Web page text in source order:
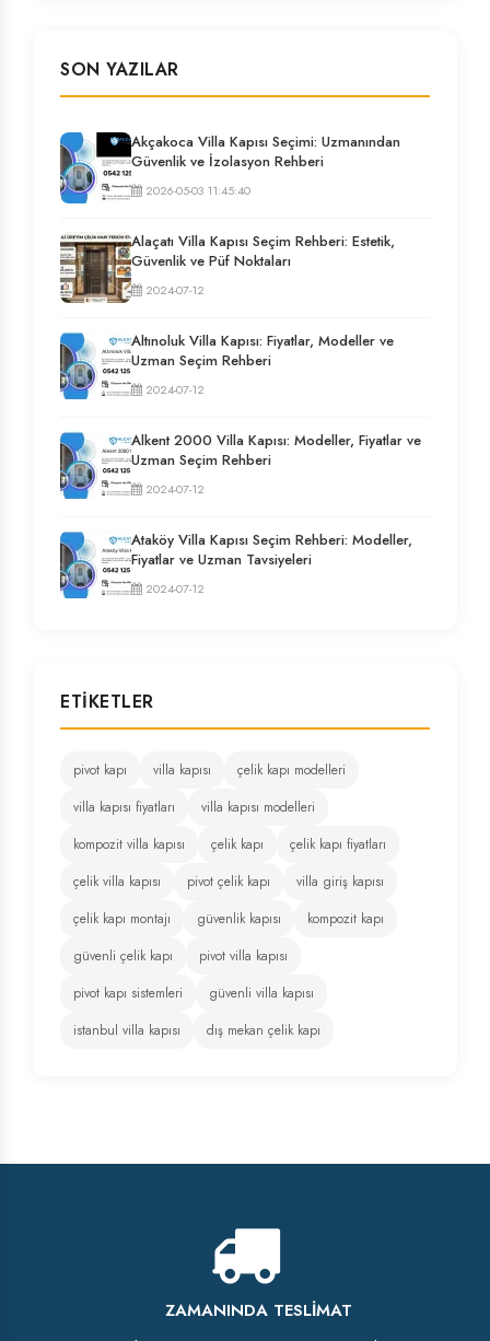
SON YAZILAR
Akçakoca Villa Kapısı Seçimi: Uzmanından
Güvenlik ve İzolasyon Rehberi
2026-05-03 11:45:40
Alaçatı Villa Kapısı Seçim Rehberi: Estetik,
Güvenlik ve Püf Noktaları
2024-07-12
Altınoluk Villa Kapısı: Fiyatlar, Modeller ve
Uzman Seçim Rehberi
2024-07-12
Alkent 2000 Villa Kapısı: Modeller, Fiyatlar ve
Uzman Seçim Rehberi
2024-07-12
Ataköy Villa Kapısı Seçim Rehberi: Modeller,
Fiyatlar ve Uzman Tavsiyeleri
2024-07-12
ETIKETLER
pivot kapı villa kapısı
çelik kapı modelleri
villa kapısı fiyatları
villa kapısı modelleri
kompozit villa kapısı
çelik kapı
çelik kapı fiyatları
çelik villa kapısı
pivot çelik kapı
villa giriş kapısı
çelik kapı montajı
güvenlik kapısı
kompozit kapı
güvenli çelik kapı
pivot villa kapısı
pivot kapı sistemleri
güvenli villa kapısı
istanbul villa kapısı
dış mekan çelik kapı
ZAMANINDA TESLIMAT